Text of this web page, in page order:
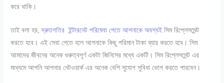
করে থাকি।
তাই বলা হয়,দ্রুতগতির ইন্টারনেট পরিষেবা পেতে আপনাকে অবশ্যই সিম রিপ্লেসমেন্ট
করতে হবে। এই সেবা পেতে হলে আপনাকে কিছু পরিমান টাকা ব্যায় করতে হবে। সিম
আমাদের জীবনের অনেক গুরুত্বপূর্ণ একটা জিনিসের মধ্যে একটি। সিম রিপ্লেসমেন্ট এর
মাধ্যমে আপনি আপনার নেটওয়ার্ক এর অনেক বেশি সুযোগ সুবিধা ভোগ করতে পারবেন।